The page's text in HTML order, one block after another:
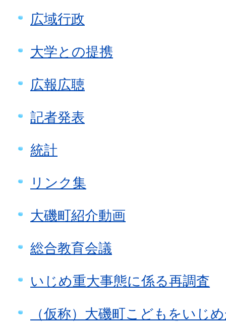
広域行政
大学との提携
広報広聴
記者発表
統計
リンク集
大磯町紹介動画
総合教育会議
いじめ重大事態に係る再調査
（仮称）大磯町こどもをいじ